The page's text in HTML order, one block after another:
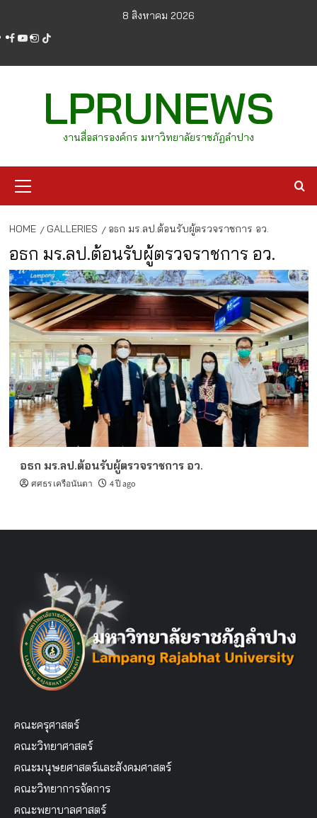
content
8 สิงหาคม 2026
facebook
youtube
instagram
tiktok
LPRUNEWS
งานสื่อสารองค์กร มหาวิทยาลัยราชภัฏลำปาง
Menu
HOME GALLERIES อธก มร.ลป.ต้อนรับผู้ตรวจราชการ อว.
อธก มร.ลป.ต้อนรับผู้ตรวจราชการ อว.
อธก มร.ลป.ต้อนรับผู้ตรวจราชการ อว.
ศศธร เครือนันตา 4 ปี ago
คณะครุศาสตร์
คณะวิทยาศาสตร์
คณะมนุษยศาสตร์และสังคมศาสตร์
คณะวิทยาการจัดการ
คณะพยาบาลศาสตร์